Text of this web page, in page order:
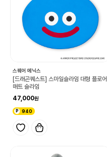
스퀘어 에닉스
[드래곤퀘스트] 스마일슬라임 대형 플로어
매트 슬라임
47,000
940